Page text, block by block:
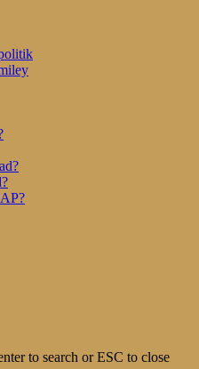
to search or ESC to close